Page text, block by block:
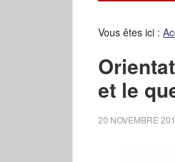
Vous êtes ici :
et le
20 NOVEMBRE